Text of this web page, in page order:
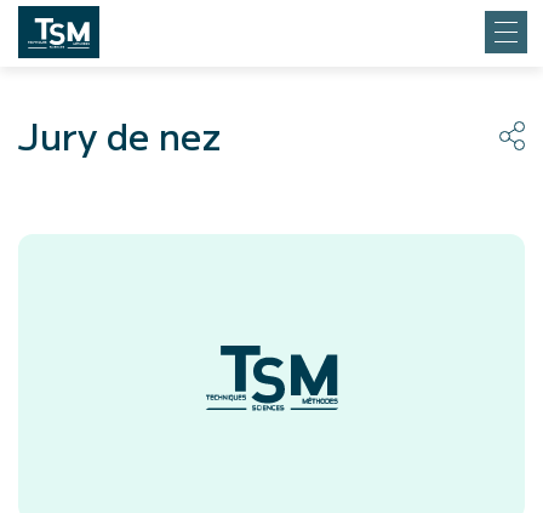
Jury de nez